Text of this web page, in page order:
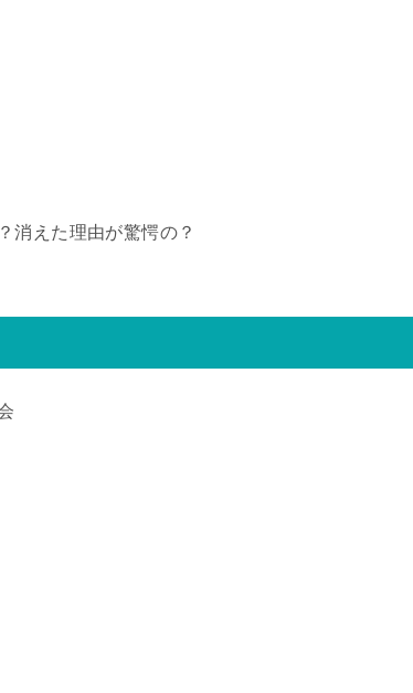
消えた理由が驚愕の？